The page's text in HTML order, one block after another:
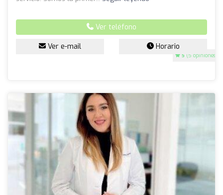
5 (5 opiniones)
Ver teléfono
Ver e-mail Horario